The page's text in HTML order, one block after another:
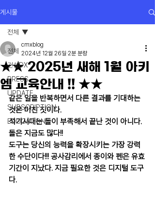
게시물
전체
건설DX
PRESS
UPDATE
SUBSCRIPTION
EDUCATION
전체
★★ 2025년 새해 1월 아키
엠 교육안내 !! ★★
cmxblog
2024년 12월 26일 2분 분량
같은 일을 반복하면서 다른 결과를 기대하는
것은 미친 짓이다.
석기시대는 돌이 부족해서 끝난 것이 아니다.
돌은 지금도 많다!!
도구는 당신의 능력을 확장시키는 가장 강력
한 수단이다!!! 공사감리에서 종이와 펜은 유효
기간이 지났다. 지금 필요한 것은 디지털 도구
다.